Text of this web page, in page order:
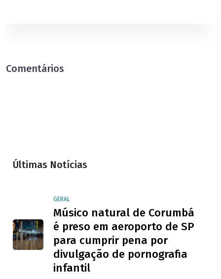
Comentários
Últimas Notícias
GERAL
Músico natural de Corumbá
é preso em aeroporto de SP
para cumprir pena por
divulgação de pornografia
infantil